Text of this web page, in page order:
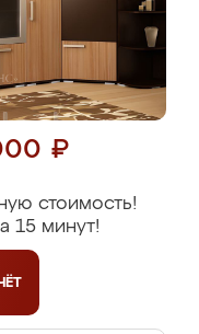
₽
стоимость!
15 минут!